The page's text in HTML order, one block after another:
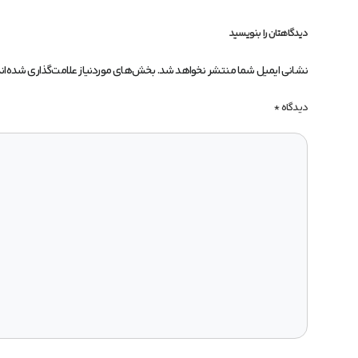
دیدگاهتان را بنویسید
نشانی ایمیل شما منتشر نخواهد شد.بخش‌های موردنیاز علامت‌گذاری
دیدگاه*